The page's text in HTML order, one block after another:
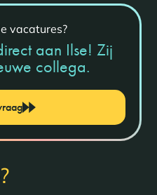
vacatures?
aan Ilse! Zij
collega.
?